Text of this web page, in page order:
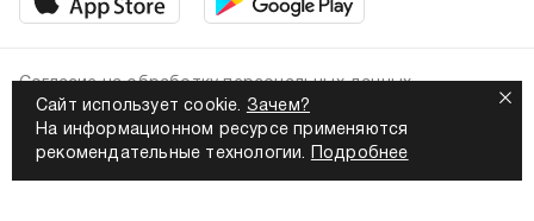
Сайт использует cookie. Зачем?
На информационном ресурсе применяются
рекомендательные технологии.
Подробнее
2026. Все права защищены
Политика конфиденциальности
Согласие на обработку персональных данных